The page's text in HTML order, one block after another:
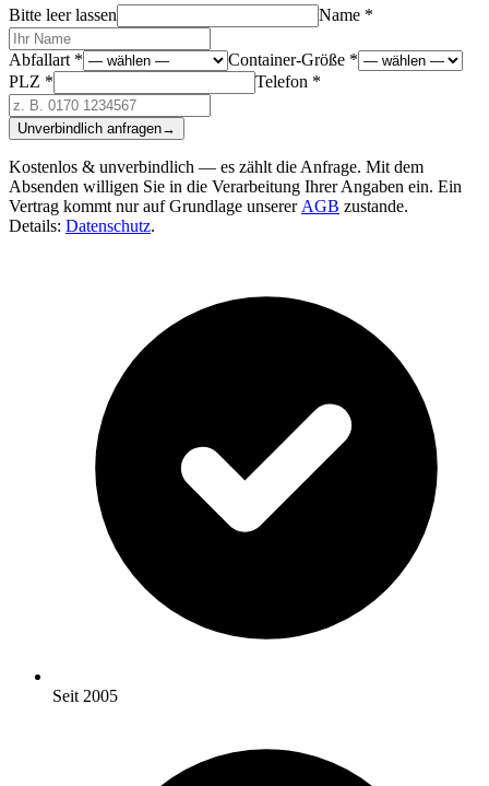
Bitte leer lassen Name *
Abfallart *
Container-Größe *
PLZ *
Telefon *
Unverbindlich anfragen→
Kostenlos & unverbindlich — es zählt die Anfrage. Mit dem
Absenden willigen Sie in die Verarbeitung Ihrer Angaben ein. Ein
Vertrag kommt nur auf Grundlage unserer AGB zustande.
Details: Datenschutz.
Seit 2005